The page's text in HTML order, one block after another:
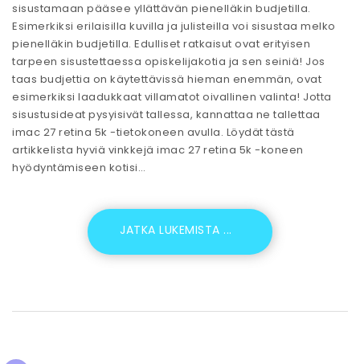
sisustamaan pääsee yllättävän pienelläkin budjetilla.
Esimerkiksi erilaisilla kuvilla ja julisteilla voi sisustaa melko
pienelläkin budjetilla. Edulliset ratkaisut ovat erityisen
tarpeen sisustettaessa opiskelijakotia ja sen seiniä! Jos
taas budjettia on käytettävissä hieman enemmän, ovat
esimerkiksi laadukkaat villamatot oivallinen valinta! Jotta
sisustusideat pysyisivät tallessa, kannattaa ne tallettaa
imac 27 retina 5k -tietokoneen avulla. Löydät tästä
artikkelista hyviä vinkkejä imac 27 retina 5k -koneen
hyödyntämiseen kotisi…